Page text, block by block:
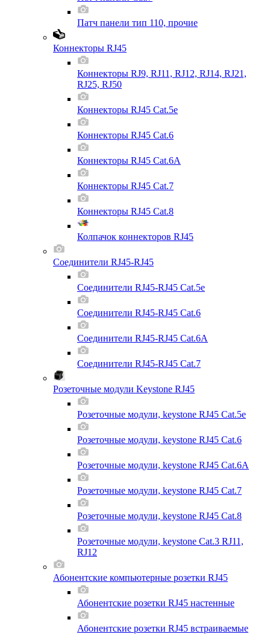
Патч панели тип 110, прочие
Коннекторы RJ45
Коннекторы RJ9, RJ11, RJ12, RJ14, RJ21,
RJ25, RJ50
Коннекторы RJ45 Cat.5e
Коннекторы RJ45 Cat.6
Коннекторы RJ45 Cat.6A
Коннекторы RJ45 Cat.7
Коннекторы RJ45 Cat.8
Колпачок коннекторов RJ45
Соединители RJ45-RJ45
Соединители RJ45-RJ45 Cat.5e
Соединители RJ45-RJ45 Cat.6
Соединители RJ45-RJ45 Cat.6A
Соединители RJ45-RJ45 Cat.7
Розеточные модули Keystone RJ45
Розеточные модули, keystone RJ45 Cat.5e
Розеточные модули, keystone RJ45 Cat.6
Розеточные модули, keystone RJ45 Cat.6A
Розеточные модули, keystone RJ45 Cat.7
Розеточные модули, keystone RJ45 Cat.8
Розеточные модули, keystone Cat.3 RJ11,
RJ12
Абонентские компьютерные розетки RJ45
Абонентские розетки RJ45 настенные
Абонентские розетки RJ45 встраиваемые